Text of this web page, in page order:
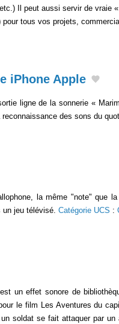
Il peut aussi servir de vraie
tous vos projets,
iPhone Apple
ligne de la sonnerie «
des sons du
la même "note" que
un jeu télévisé. Catégorie UCS :
un effet sonore de
le film Les Aventures du
soldat se fait attaquer par